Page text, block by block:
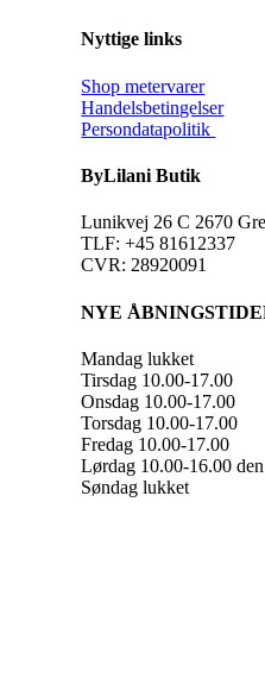
Nyttige links
Shop metervarer
Handelsbetingelser
Persondatapolitik
ByLilani Butik
Lunikvej 26 C 2670
TLF: +45 81612337
CVR: 28920091
NYE
Mandag lukket
Tirsdag 10.00-17.00
Onsdag 10.00-17.00
Torsdag 10.00-17.00
Fredag 10.00-17.00
Lørdag 10.00-16.00
Søndag lukket